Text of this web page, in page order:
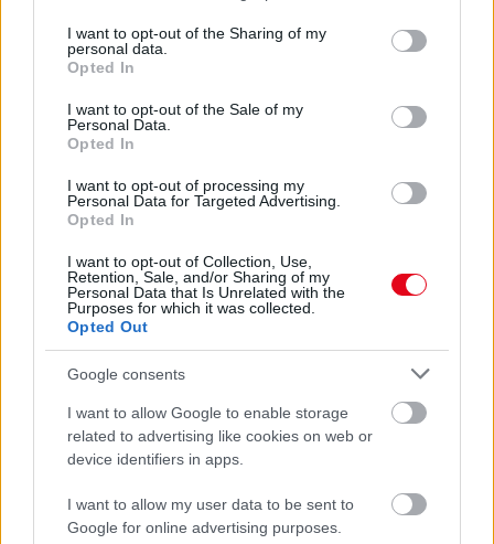
not limited to your visit or usage behaviour. You may click to
grant or deny consent to Google and its third-party tags to
use your data for below specified purposes in below Google
consent section.
I want to opt-out of the Sharing of my
personal data.
Opted In
I want to opt-out of the Sale of my
Personal Data.
Opted In
I want to opt-out of processing my
Personal Data for Targeted Advertising.
Opted In
I want to opt-out of Collection, Use,
Retention, Sale, and/or Sharing of my
Personal Data that Is Unrelated with the
Purposes for which it was collected.
Opted Out
Google consents
I want to allow Google to enable storage
related to advertising like cookies on web or
device identifiers in apps.
I want to allow my user data to be sent to
Google for online advertising purposes.
SZÓDABIKARBÓNA A LEGERŐSEBB: EZT HASZNÁLJÁK A
SZÁLLODÁKBAN A VÍZKŐ ELLEN
Ez a szer tényleg eltünteti a vízkövet
24 ÓRA TOVÁBBI HÍREI
24 óra
Ha ezt érzed evés után, a szervezeted fontos dologra
próbál figyelmeztetni